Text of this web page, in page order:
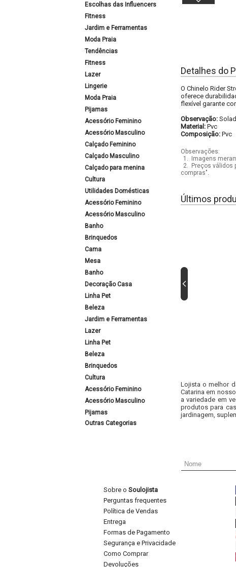
Escolhas das Influencers
Fitness
Jardim e Ferramentas
Moda Praia
Tendências
Fitness
Lazer
Lingerie
Moda Praia
Pijamas
Acessório Feminino
Acessório Masculino
Calçado Feminino
Calçado Masculino
Calçado para menina
Cultura
Utilidades Domésticas
Acessório Feminino
Acessório Masculino
Banho
Brinquedos
Cama
Mesa
Banho
Decoração Casa
Linha Pet
Beleza
Jardim e Ferramentas
Lazer
Linha Pet
Beleza
Brinquedos
Cultura
Acessório Feminino
Acessório Masculino
Pijamas
Outras Categorias
Detalhes do
O Chinelo Rider
oferece
flexível garante
Observação:
Material: Pvc
Composição: Pvc
Observações:
1.
Imagens
2.
Preços válidos
compras".
Últimos
Lojista o melhor
Catarina em
a variedade em
produtos para
jardinagem,
Sobre o Soulojista
Perguntas frequentes
Política de Vendas
Entrega
Formas de Pagamento
Segurança e Privacidade
Como Comprar
Devoluções